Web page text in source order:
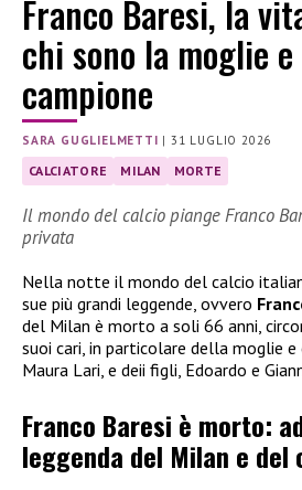
Franco Baresi, la
chi sono la moglie
campione
SARA GUGLIELMETTI |31 LUGLIO 2026
CALCIATORE MILAN MORTE
Il mondo del calcio piange Franco
privata
Nella notte il mondo del calcio
sue più grandi leggende, ovvero
del Milan è morto a soli 66 anni,
suoi cari, in particolare della moglie e
Maura Lari, e deii figli, Edoardo e
Franco Baresi è morto:
leggenda del Milan e